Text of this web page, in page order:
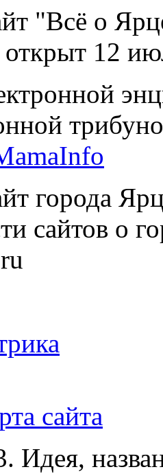
"Всё о
12
города
сайтов о
сайта
Идея,